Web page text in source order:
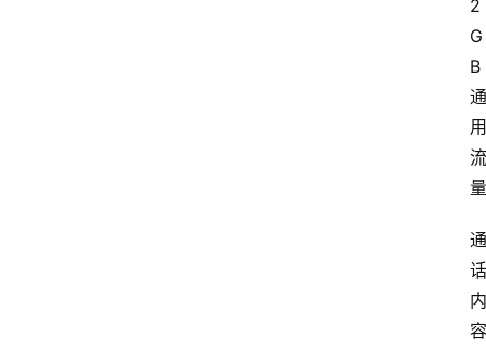
2
G
B
通
用
流
量
通
话
内
容